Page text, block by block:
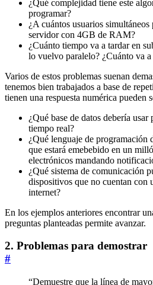
¿Qué complejidad tiene este
programar?
¿A cuántos usuarios simultáneos
servidor con 4GB de RAM?
¿Cuánto tiempo va a tardar en
lo vuelvo paralelo? ¿Cuánto va
Varios de estos problemas suenan
tenemos bien trabajados a base de
tienen una respuesta numérica pueden
¿Qué base de datos debería
tiempo real?
¿Qué lenguaje de programación
que estará emebebido en un
electrónicos mandando
¿Qué sistema de comunicación
dispositivos que no cuentan con
internet?
En los ejemplos anteriores encontrar
preguntas planteadas permite avanzar.
2. Problemas para demostrar
#
“Demuestre que la línea de